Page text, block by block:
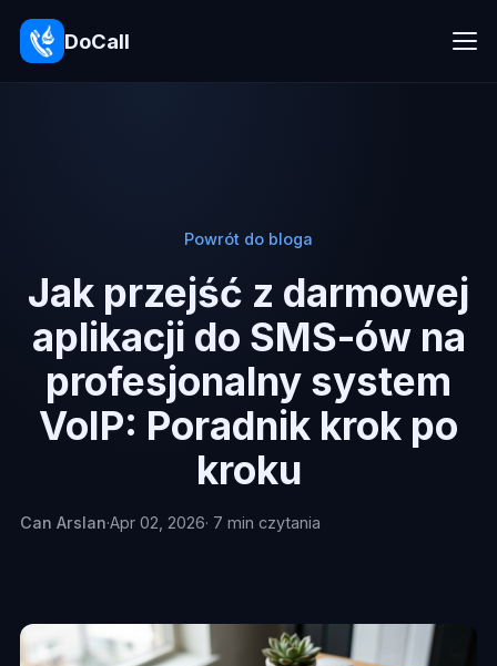
DoCall
Powrót do bloga
Jak przejść z darmowej
aplikacji do SMS-ów na
profesjonalny system
VoIP: Poradnik krok po
kroku
Can Arslan·Apr 02, 2026· 7 min czytania